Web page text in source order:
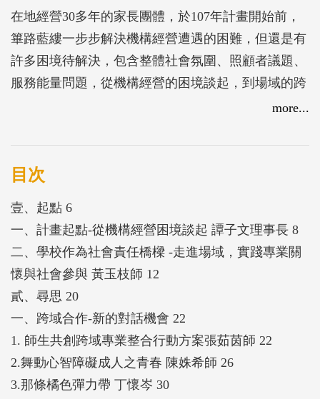
在地經營30多年的家長團體，於107年計畫開始前，
篳路藍縷一步步解決機構經營遭遇的困難，但還是有
許多困境待解決，包含整體社會氛圍、照顧者議題、
服務能量問題，從機構經營的困境談起，到場域的跨
域合作，透過科技融入利用AR、VR的開發，讓身心
員的協助看見身心障礙者的改變，最後從參與學生的
角度，從教室到場域讓視野更加開闊。
more...
目次
壹、起點 6
一、計畫起點-從機構經營困境談起 譚子文理事長 8
二、學校作為社會責任橋樑 -走進場域，實踐專業關
懷與社會參與 黃玉枝師 12
貳、尋思 20
一、跨域合作-新的對話機會 22
1. 師生共創跨域專業整合行動方案張茹茵師 22
2.舞動心智障礙成人之青春 陳姝希師 26
3.那條橘色彈力帶 丁懷岑 30